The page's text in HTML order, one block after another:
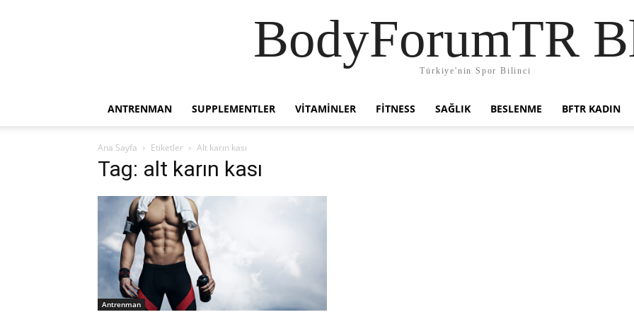
BodyForumTR
Türkiye'nin Spor Bilinci
ANTRENMAN SUPPLEMENTLER VITAMINLER FITNESS SAĞLIK BESLENME BFTR KADIN
Ana Sayfa Etiketler Alt karın kası
Tag: alt karın kası
Antrenman